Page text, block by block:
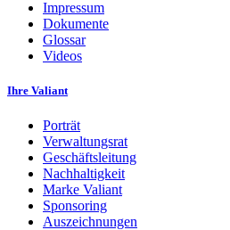
Impressum
Dokumente
Glossar
Videos
Ihre Valiant
Porträt
Verwaltungsrat
Geschäftsleitung
Nachhaltigkeit
Marke Valiant
Sponsoring
Auszeichnungen